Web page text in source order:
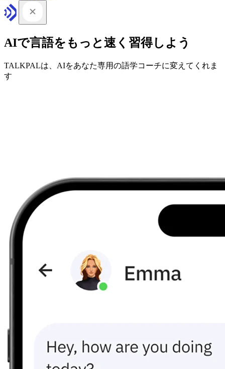
AIで言語をもっと速く習得しよう
TALKPALは、AIをあなた専用の語学コーチに変えてくれま
す